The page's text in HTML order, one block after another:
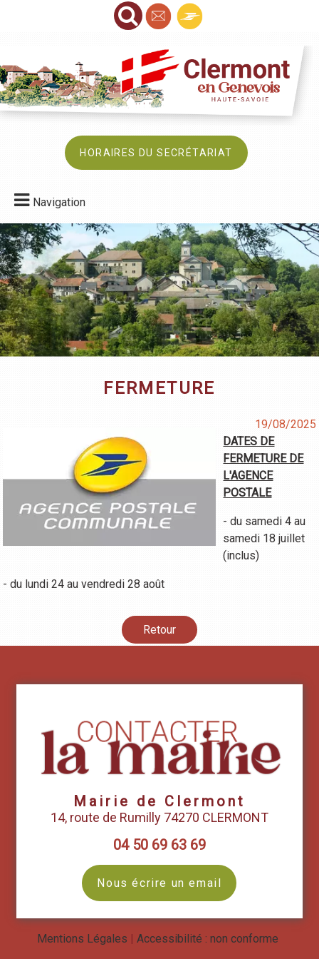
HORAIRES DU SECRÉTARIAT
Navigation
FERMETURE
19/08/2025
DATES DE
FERMETURE DE
L'AGENCE
POSTALE
- du samedi 4 au
samedi 18 juillet
(inclus)
- du lundi 24 au vendredi 28 août
Retour
Mairie de Clermont
14, route de Rumilly 74270 CLERMONT
04 50 69 63 69
Nous écrire un email
Mentions Légales Accessibilité : non conforme